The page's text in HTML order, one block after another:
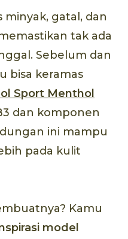
gatal, dan
tak ada
Sebelum dan
bisa keramas
Sport Menthol
dan komponen
ini mampu
pada kulit
Kamu
model